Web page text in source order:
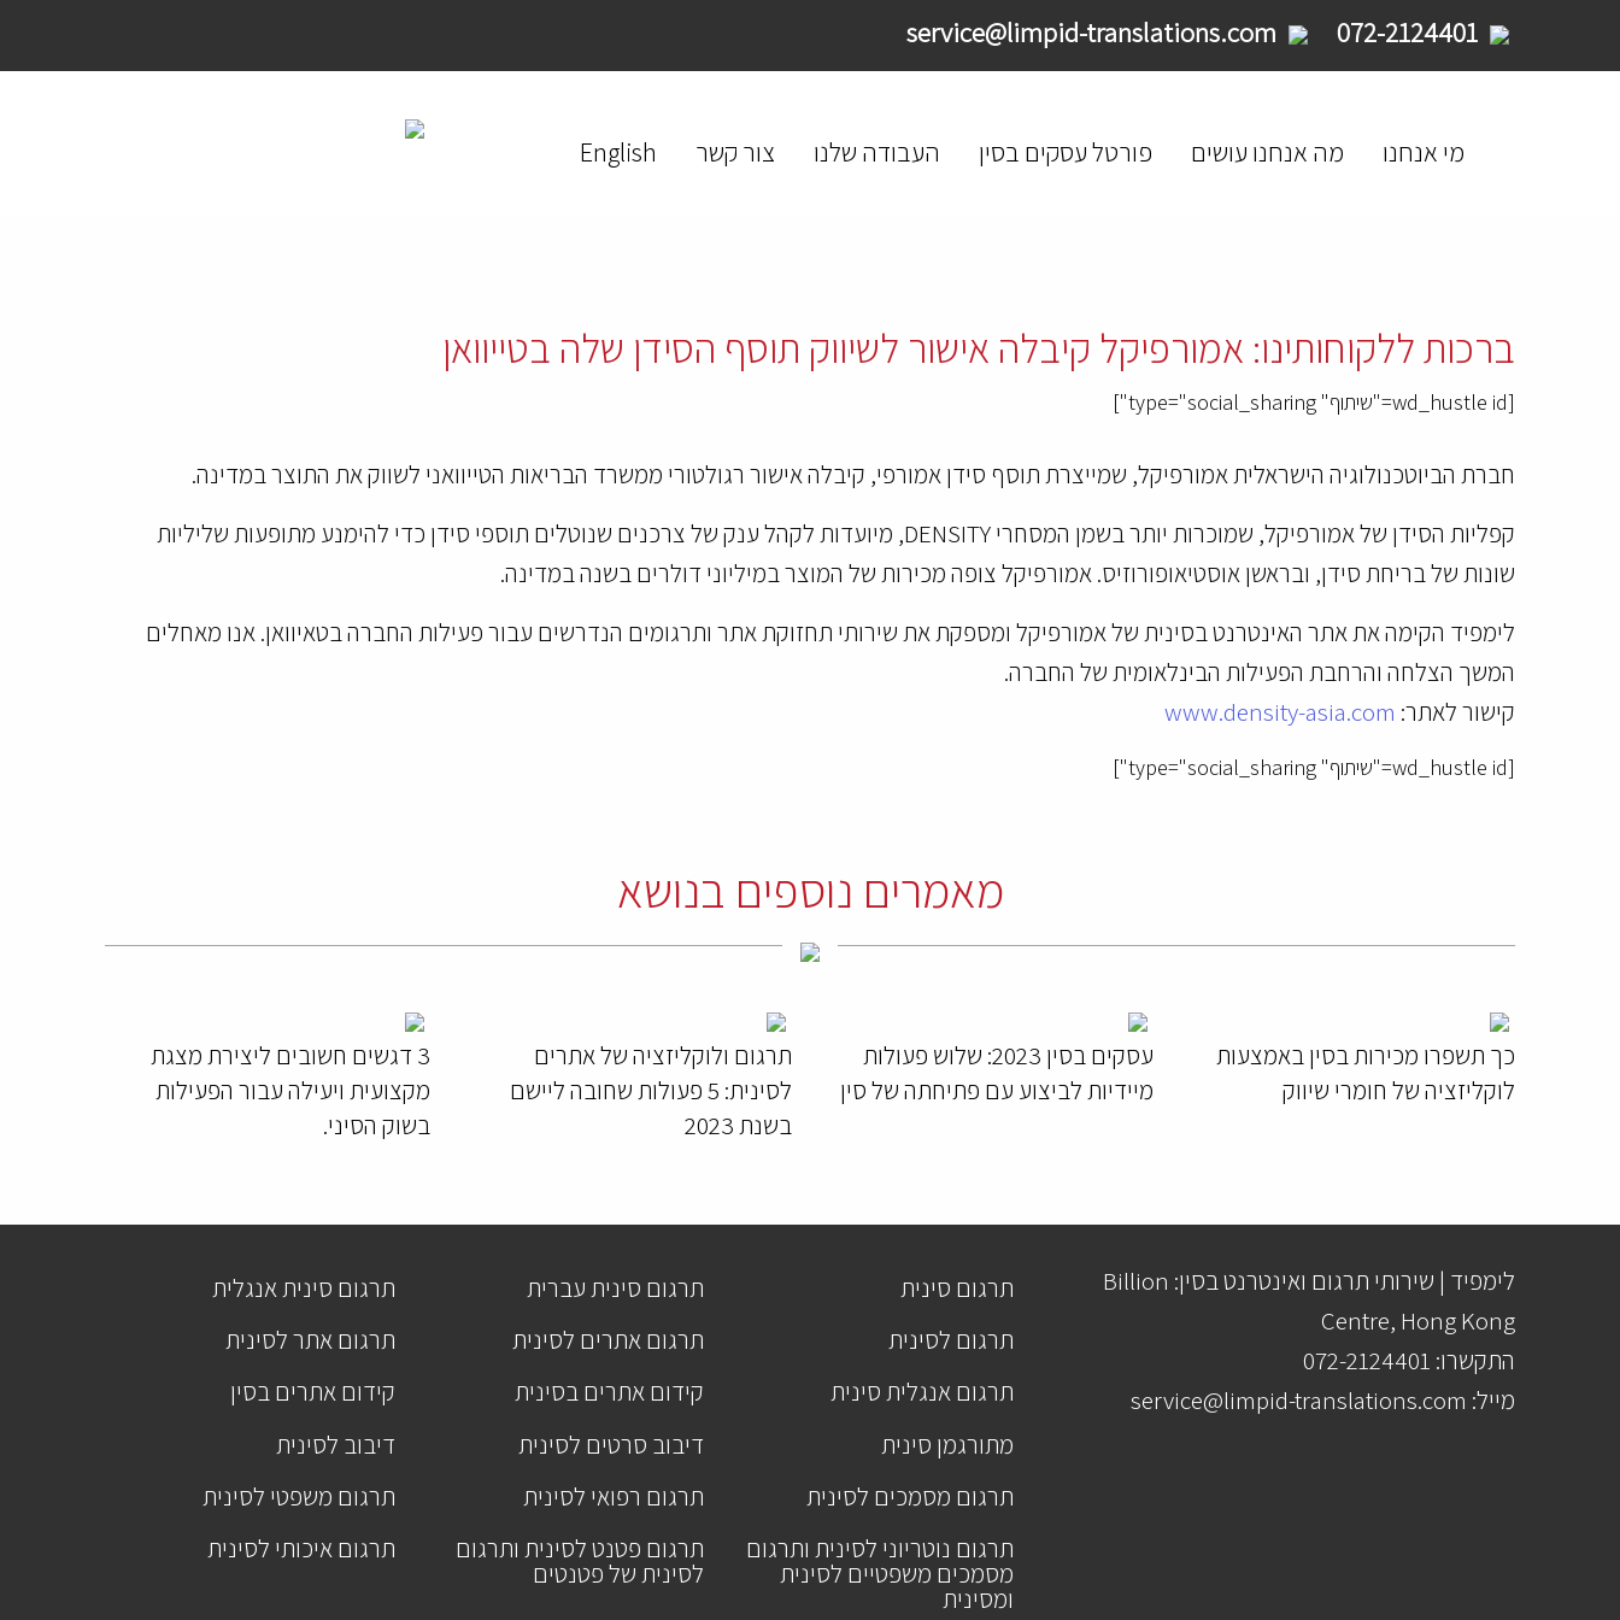
מי אנחנו מה אנחנו עושים פורטל עסקים בסין העבודה שלנו צור קשר English
ברכות ללקוחותינו: אמורפיקל קיבלה אישור לשיווק תוסף הסידן שלה בטייוואן
[wd_hustle id="שיתוף" type="social_sharing"]
חברת הביוטכנולוגיה הישראלית אמורפיקל, שמייצרת תוסף סידן אמורפי, קיבלה אישור רגולטורי ממשרד הבריאות הטייוואני לשווק את התוצר במדינה.
קפליות הסידן של אמורפיקל, שמוכרות יותר בשמן המסחרי DENSITY, מיועדות לקהל ענק של צרכנים שנוטלים תוספי סידן כדי להימנע מתופעות שליליות
שונות של בריחת סידן, ובראשן אוסטיאופורוזיס. אמורפיקל צופה מכירות של המוצר במיליוני דולרים בשנה במדינה.
לימפיד הקימה את אתר האינטרנט בסינית של אמורפיקל ומספקת את שירותי תחזוקת אתר ותרגומים הנדרשים עבור פעילות החברה בטאיוואן. אנו מאחלים
המשך הצלחה והרחבת הפעילות הבינלאומית של החברה.
קישור לאתר: www.density-asia.com
[wd_hustle id="שיתוף" type="social_sharing"]
מאמרים נוספים בנושא
כך תשפרו מכירות בסין באמצעות
לוקליזציה של חומרי שיווק
עסקים בסין 2023: שלוש פעולות
מיידיות לביצוע עם פתיחתה של סין
תרגום ולוקליזציה של אתרים
לסינית: 5 פעולות שחובה ליישם
בשנת 2023
3 דגשים חשובים ליצירת מצגת
מקצועית ויעילה עבור הפעילות
בשוק הסיני.
לימפיד | שירותי תרגום ואינטרנט בסין: Billion
Centre, Hong Kong
התקשרו: 072-2124401
מייל: service@limpid-translations.com
תרגום סינית תרגום סינית עברית
תרגום סינית אנגלית
תרגום לסינית
תרגום אתרים לסינית
תרגום אתר לסינית
תרגום אנגלית סינית
קידום אתרים בסינית
קידום אתרים בסין
מתורגמן סינית
דיבוב סרטים לסינית
דיבוב לסינית
תרגום מסמכים לסינית
תרגום רפואי לסינית
תרגום משפטי לסינית
תרגום נוטריוני לסינית ותרגום
מסמכים משפטיים לסינית
ומסינית
תרגום פטנט לסינית ותרגום
לסינית של פטנטים
תרגום איכותי לסינית